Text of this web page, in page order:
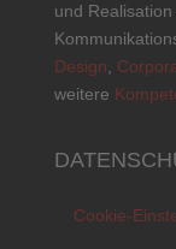
und
Design
weitere
Cookie-